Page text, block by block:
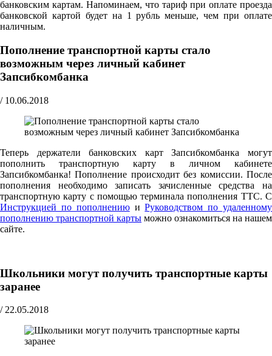
банковским картам. Напоминаем, что тариф при оплате проезда
банковской картой будет на 1 рубль меньше, чем при оплате
наличным.
Пополнение транспортной карты стало
возможным через личный кабинет
Запсибкомбанка
/ 10.06.2018
Теперь держатели банковских карт Запсибкомбанка могут
пополнить транспортную карту в личном кабинете
Запсибкомбанка! Пополнение происходит без комиссии. После
пополнения необходимо записать зачисленные средства на
транспортную карту с помощью терминала пополнения ТТС. С
Инструкцией по пополнениюиРуководством по удаленному
пополнению транспортной карты можно ознакомиться на нашем
сайте.
Школьники могут получить транспортные карты
заранее
/ 22.05.2018